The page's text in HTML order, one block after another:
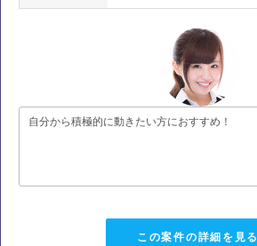
自分から積極的に動きたい方におすすめ！
この案件の詳細を見る